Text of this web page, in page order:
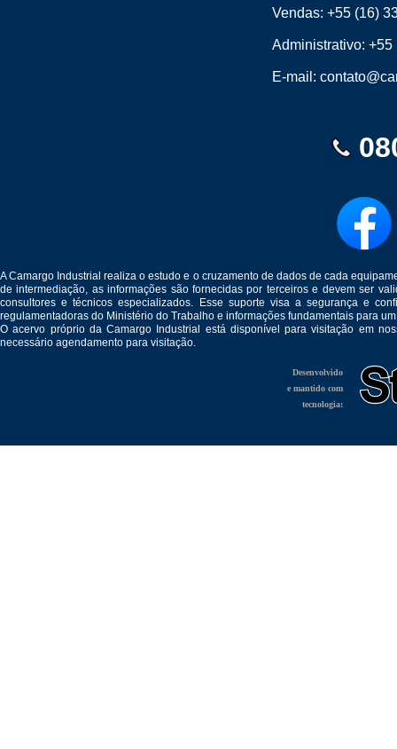
Vendas:+55 (16)
Administrativo:+55
E-mail:
A Camargo Industrial realiza o estudo e o cruzamento de dados de cada
de intermediação, as informações são fornecidas por terceiros e devem ser
consultores e técnicos especializados. Esse suporte visa a segurança e
regulamentadoras do Ministério do Trabalho e informações fundamentais para
O acervo próprio da Camargo Industrial está disponível para visitação em
necessário agendamento para visitação.
Desenvolvido
e mantido com
tecnologia: